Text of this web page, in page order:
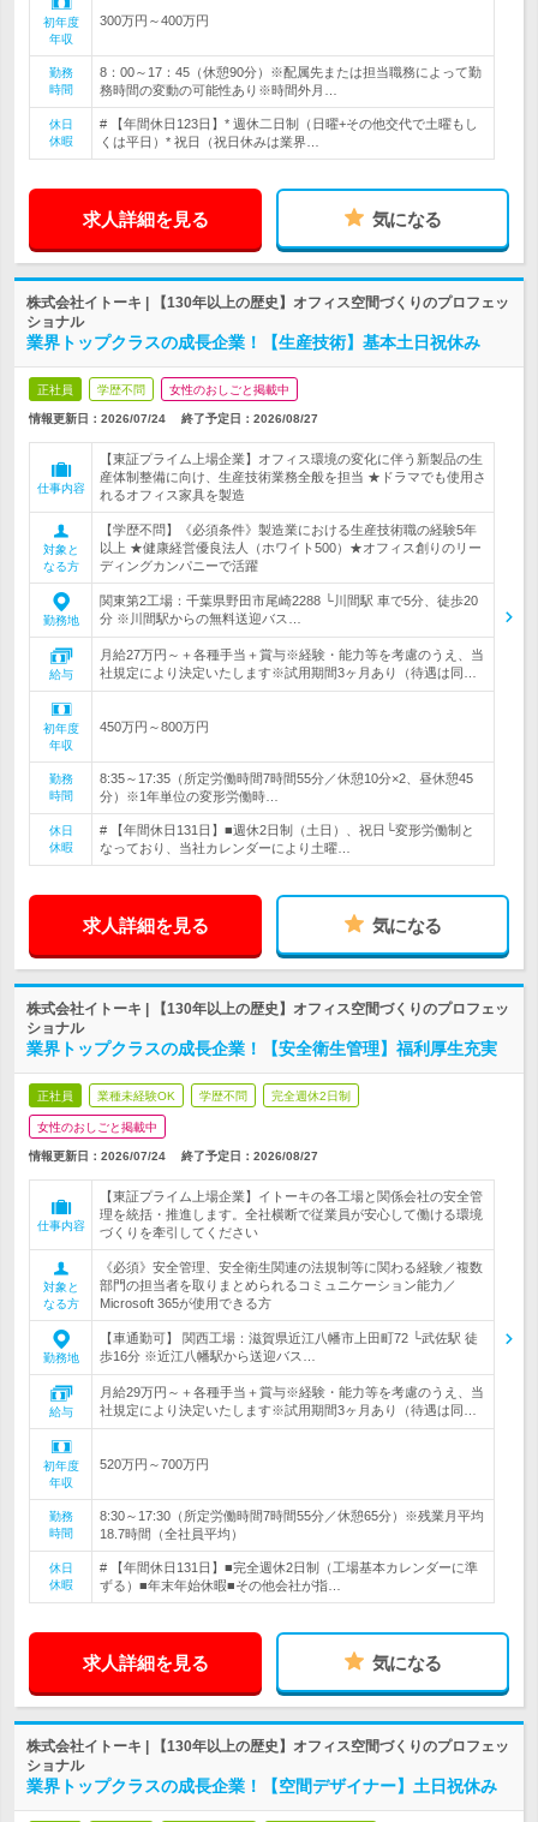
初年度
年収
300万円～400万円
勤務
時間
8：00～17：45（休憩90分）※配属先または担当職務によって勤
務時間の変動の可能性あり※時間外月…
休日
休暇
# 【年間休日123日】* 週休二日制（日曜+その他交代で土曜もし
くは平日）* 祝日（祝日休みは業界…
求人詳細を見る 気になる
株式会社イトーキ | 【130年以上の歴史】オフィス空間づくりのプロフェッ
ショナル
業界トップクラスの成長企業！【生産技術】基本土日祝休み
正社員 学歴不問 女性のおしごと掲載中
情報更新日：2026/07/24 終了予定日： 2026/08/27
仕事内容
【東証プライム上場企業】オフィス環境の変化に伴う新製品の生
産体制整備に向け、生産技術業務全般を担当 ★ドラマでも使用さ
れるオフィス家具を製造
対象と
なる方
【学歴不問】《必須条件》製造業における生産技術職の経験5年
以上 ★健康経営優良法人（ホワイト500）★オフィス創りのリー
ディングカンパニーで活躍
勤務地
関東第2工場：千葉県野田市尾崎2288 └川間駅 車で5分、徒歩20
分 ※川間駅からの無料送迎バス…
給与
月給27万円～＋各種手当＋賞与※経験・能力等を考慮のうえ、当
社規定により決定いたします※試用期間3ヶ月あり（待遇は同…
初年度
年収
450万円～800万円
勤務
時間
8:35～17:35（所定労働時間7時間55分／休憩10分×2、昼休憩45
分）※1年単位の変形労働時…
休日
休暇
# 【年間休日131日】■週休2日制（土日）、祝日└変形労働制と
なっており、当社カレンダーにより土曜…
求人詳細を見る 気になる
株式会社イトーキ | 【130年以上の歴史】オフィス空間づくりのプロフェッ
ショナル
業界トップクラスの成長企業！【安全衛生管理】福利厚生充実
正社員 業種未経験OK 学歴不問 完全週休2日制
女性のおしごと掲載中
情報更新日：2026/07/24 終了予定日： 2026/08/27
仕事内容
【東証プライム上場企業】イトーキの各工場と関係会社の安全管
理を統括・推進します。全社横断で従業員が安心して働ける環境
づくりを牽引してください
対象と
なる方
《必須》安全管理、安全衛生関連の法規制等に関わる経験／複数
部門の担当者を取りまとめられるコミュニケーション能力／
Microsoft 365が使用できる方
勤務地
【車通勤可】 関西工場：滋賀県近江八幡市上田町72 └武佐駅 徒
歩16分 ※近江八幡駅から送迎バス…
給与
月給29万円～＋各種手当＋賞与※経験・能力等を考慮のうえ、当
社規定により決定いたします※試用期間3ヶ月あり（待遇は同…
初年度
年収
520万円～700万円
勤務
時間
8:30～17:30（所定労働時間7時間55分／休憩65分）※残業月平均
18.7時間（全社員平均）
休日
休暇
# 【年間休日131日】■完全週休2日制（工場基本カレンダーに準
ずる）■年末年始休暇■その他会社が指…
求人詳細を見る 気になる
株式会社イトーキ | 【130年以上の歴史】オフィス空間づくりのプロフェッ
ショナル
業界トップクラスの成長企業！【空間デザイナー】土日祝休み